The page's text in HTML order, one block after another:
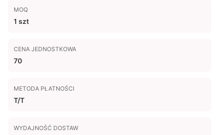
MOQ
1 szt
CENA JEDNOSTKOWA
70
METODA PŁATNOŚCI
T/T
WYDAJNOŚĆ DOSTAW